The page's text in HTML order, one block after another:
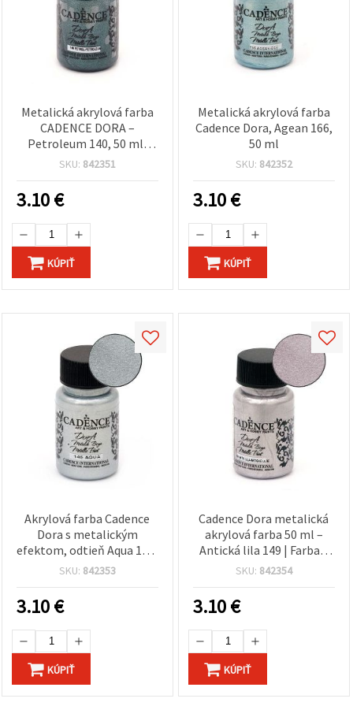
Metalická akrylová farba
CADENCE DORA –
Petroleum 140, 50 ml,
trblietavá remeselná
papier a DIY projekty
SKU: 842351
3.10€
KÚPIŤ
Metalická akrylová farba
Cadence Dora, Agean 166,
50 ml
SKU: 842352
3.10€
KÚPIŤ
Akrylová farba Cadence
Dora s metalickým
efektom, odtieň Aqua 145,
50 ml
SKU: 842353
3.10€
KÚPIŤ
Cadence Dora metalická
akrylová farba 50 ml –
Antická lila 149 | Farba s
metalickým efektom na
SKU: 842354
3.10€
KÚPIŤ